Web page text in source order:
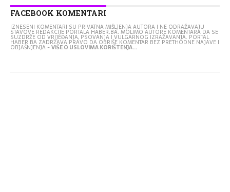
FACEBOOK KOMENTARI
IZNESENI KOMENTARI SU PRIVATNA MIŠLJENJA AUTORA I NE ODRAŽAVAJU
STAVOVE REDAKCIJE PORTALA HABER.BA. MOLIMO AUTORE KOMENTARA DA SE
SUZDRŽE OD VRIJEĐANJA, PSOVANJA I VULGARNOG IZRAŽAVANJA. PORTAL
HABER.BA ZADRŽAVA PRAVO DA OBRIŠE KOMENTAR BEZ PRETHODNE NAJAVE I
OBJAŠNJENJA -VIŠE O USLOVIMA KORIŠTENJA...